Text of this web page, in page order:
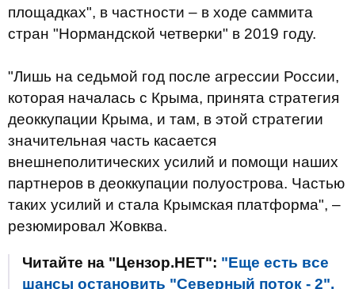
площадках", в частности – в ходе саммита
стран "Нормандской четверки" в 2019 году.
"Лишь на седьмой год после агрессии России,
которая началась с Крыма, принята стратегия
деоккупации Крыма, и там, в этой стратегии
значительная часть касается
внешнеполитических усилий и помощи наших
партнеров в деоккупации полуострова. Частью
таких усилий и стала Крымская платформа", –
резюмировал Жовква.
Читайте на "Цензор.НЕТ": "Еще есть все
шансы остановить "Северный поток - 2".